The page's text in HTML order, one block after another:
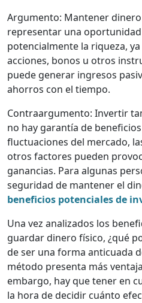
Argumento: Mantener
representar una
potencialmente la riqueza,
acciones, bonos u otros
puede generar ingresos
ahorros con el tiempo.
Contraargumento: Invertir
no hay garantía de
fluctuaciones del mercado,
otros factores pueden
ganancias. Para algunas
seguridad de mantener el
beneficios potenciales de
Una vez analizados los
guardar dinero físico, ¿qué
de ser una forma anticuada
método presenta más
embargo, hay que tener en
la hora de decidir cuánto